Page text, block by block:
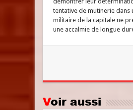
tentative de mutinerie dans
militaire de la capitale ne
une accalmie de longue
Voir aussi